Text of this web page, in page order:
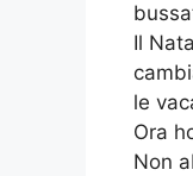
Il
le
Ora
Non